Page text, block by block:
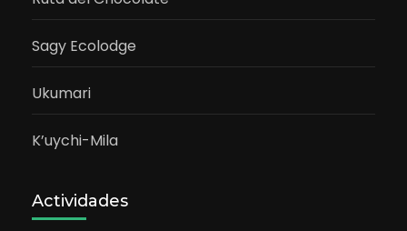
Sagy Ecolodge
Ukumari
K’uychi-Mila
Actividades